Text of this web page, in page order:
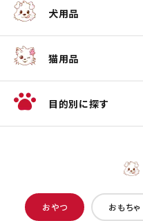
犬用品
猫用品
目的別に探す
おやつ おもちゃ